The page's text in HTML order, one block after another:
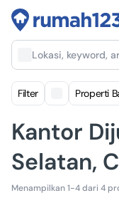
Lokasi, keyword,
Filter Properti
Kantor
Selatan,
Menampilkan 1-4 dari 4